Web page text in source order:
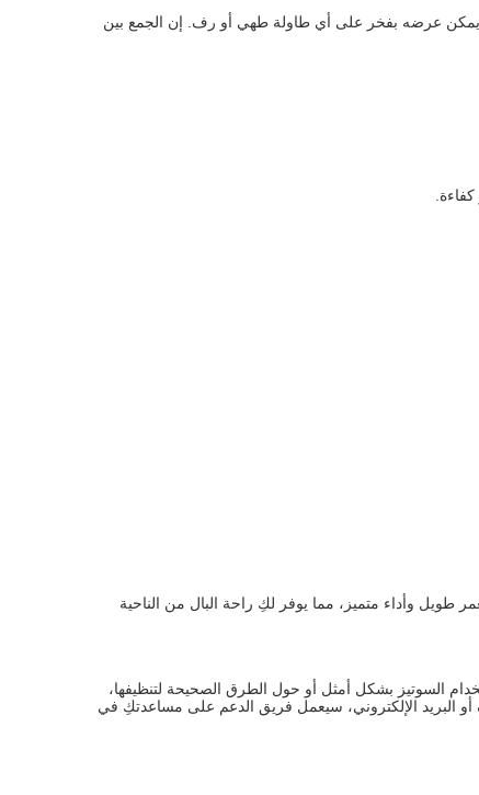
يمكن عرضه بفخر على أي طاولة طهي أو رف. إن الجمع بين
طويل وأداء متميز، مما يوفر لكِ راحة البال من الناحية
السوتيز بشكل أمثل أو حول الطرق الصحيحة لتنظيفها،
البريد الإلكتروني، سيعمل فريق الدعم على مساعدتكِ في